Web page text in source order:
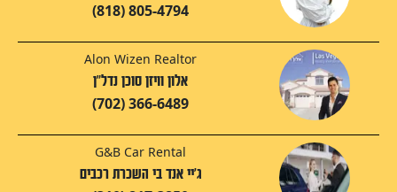
(818) 805-4794
Alon Wizen Realtor
אלון וויזן סוכן נדל"ן
(702) 366-6489
G&B Car Rental
ג'יי אנד בי השכרת רכבים